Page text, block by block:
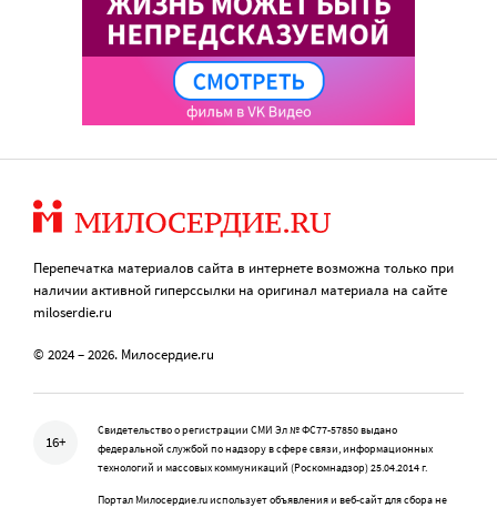
Перепечатка материалов сайта в интернете возможна только при
наличии активной гиперссылки на оригинал материала на сайте
miloserdie.ru
© 2024 – 2026. Милосердие.ru
16+
Свидетельство о регистрации СМИ Эл № ФС77-57850 выдано
федеральной службой по надзору в сфере связи, информационных
технологий и массовых коммуникаций (Роскомнадзор) 25.04.2014 г.
Портал Милосердие.ru использует объявления и веб-сайт для сбора не